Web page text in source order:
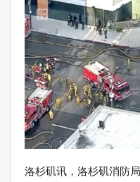
洛杉矶讯，洛杉矶消防